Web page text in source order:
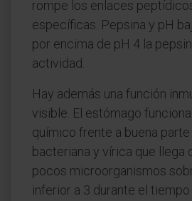
rompe los enlaces
específicas. Pepsina y pH
por encima de pH 4 la
actividad.
Hay además una función
visible. El estómago
químico frente a buena parte
bacteriana y vírica que llega
pocos microorganismos
inferior a 3 durante el